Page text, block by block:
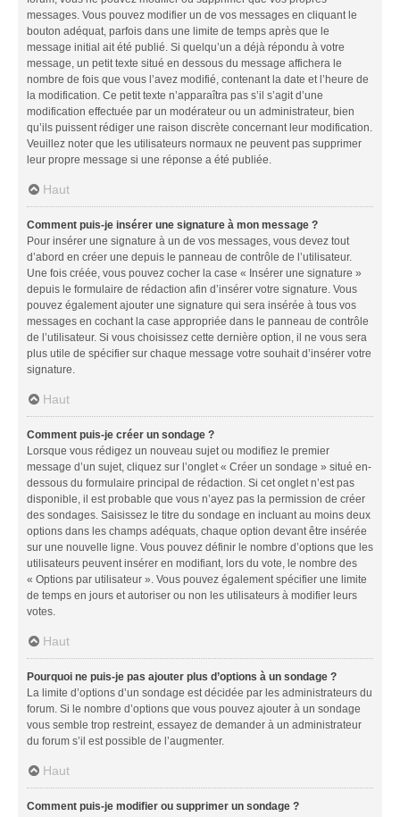
messages. Vous pouvez modifier un de vos messages en cliquant le
bouton adéquat, parfois dans une limite de temps après que le
message initial ait été publié. Si quelqu’un a déjà répondu à votre
message, un petit texte situé en dessous du message affichera le
nombre de fois que vous l’avez modifié, contenant la date et l’heure de
la modification. Ce petit texte n’apparaîtra pas s’il s’agit d’une
modification effectuée par un modérateur ou un administrateur, bien
qu’ils puissent rédiger une raison discrète concernant leur modification.
Veuillez noter que les utilisateurs normaux ne peuvent pas supprimer
leur propre message si une réponse a été publiée.
Haut
Comment puis-je insérer une signature à mon message ?
Pour insérer une signature à un de vos messages, vous devez tout
d’abord en créer une depuis le panneau de contrôle de l’utilisateur.
Une fois créée, vous pouvez cocher la case « Insérer une signature »
depuis le formulaire de rédaction afin d’insérer votre signature. Vous
pouvez également ajouter une signature qui sera insérée à tous vos
messages en cochant la case appropriée dans le panneau de contrôle
de l’utilisateur. Si vous choisissez cette dernière option, il ne vous sera
plus utile de spécifier sur chaque message votre souhait d’insérer votre
signature.
Haut
Comment puis-je créer un sondage ?
Lorsque vous rédigez un nouveau sujet ou modifiez le premier
message d’un sujet, cliquez sur l’onglet « Créer un sondage » situé en-
dessous du formulaire principal de rédaction. Si cet onglet n’est pas
disponible, il est probable que vous n’ayez pas la permission de créer
des sondages. Saisissez le titre du sondage en incluant au moins deux
options dans les champs adéquats, chaque option devant être insérée
sur une nouvelle ligne. Vous pouvez définir le nombre d’options que les
utilisateurs peuvent insérer en modifiant, lors du vote, le nombre des
« Options par utilisateur ». Vous pouvez également spécifier une limite
de temps en jours et autoriser ou non les utilisateurs à modifier leurs
votes.
Haut
Pourquoi ne puis-je pas ajouter plus d’options à un sondage ?
La limite d’options d’un sondage est décidée par les administrateurs du
forum. Si le nombre d’options que vous pouvez ajouter à un sondage
vous semble trop restreint, essayez de demander à un administrateur
du forum s’il est possible de l’augmenter.
Haut
Comment puis-je modifier ou supprimer un sondage ?